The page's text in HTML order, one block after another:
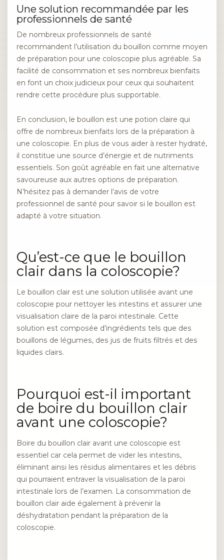
Une solution recommandée par les
professionnels de santé
De nombreux professionnels de santé
recommandent l’utilisation du bouillon comme moyen
de préparation pour une coloscopie plus agréable. Sa
facilité de consommation et ses nombreux bienfaits
en font un choix judicieux pour ceux qui souhaitent
rendre cette procédure plus supportable.
En conclusion, le bouillon est une potion claire qui
offre de nombreux bienfaits lors de la préparation à
une coloscopie. En plus de vous aider à rester hydraté,
il constitue une source d’énergie et de nutriments
essentiels. Son goût agréable en fait une alternative
savoureuse aux autres options de préparation.
N’hésitez pas à demander l’avis de votre
professionnel de santé pour savoir si le bouillon est
adapté à votre situation.
Qu’est-ce que le bouillon
clair dans la coloscopie?
Le bouillon clair est une solution utilisée avant une
coloscopie pour nettoyer les intestins et assurer une
visualisation claire de la paroi intestinale. Cette
solution est composée d’ingrédients tels que des
bouillons de légumes, des jus de fruits filtrés et des
liquides clairs.
Pourquoi est-il important
de boire du bouillon clair
avant une coloscopie?
Boire du bouillon clair avant une coloscopie est
essentiel car cela permet de vider les intestins,
éliminant ainsi les résidus alimentaires et les débris
qui pourraient entraver la visualisation de la paroi
intestinale lors de l’examen. La consommation de
bouillon clair aide également à prévenir la
déshydratation pendant la préparation de la
coloscopie.